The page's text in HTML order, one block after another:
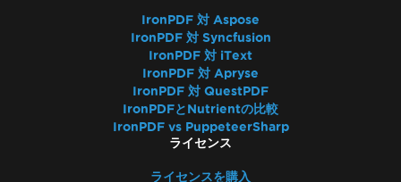
IronPDFパッケージサイズ
クイックIronPDFトラブルシューティング
IronPDFのパフォーマンスアシスタンス
Azureログファイル
AWSログファイル
レンダリングの遅延とタイムアウト
IronPDF 対 Aspose
IronPDF 対 Syncfusion
IronPDF 対 iText
IronPDF 対 Apryse
IronPDF 対 QuestPDF
IronPDFとNutrientの比較
IronPDF vs PuppeteerSharp
ライセンス
ライセンスを購入